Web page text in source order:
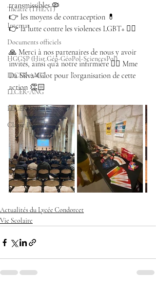
Théâtre (THEAT)
Internat
Documents officiels
HGGSP (Hist.Géo-GéoPol-SciencesPol)
LLCER-AMC
LLCER-ANG
LLCER-ESP
Classe Défense
transmissibles 🦠
👉 les moyens de contraception 💊
👉 la lutte contre les violences LGBT+ 🏳️‍🌈
🙏 Merci à nos partenaires de nous y avoir
invités, ainsi qu’à notre infirmière 👩‍⚕️ Mme
Da Silva-Gilot pour l’organisation de cette
action 👏🏻
Actualités du Lycée Condorcet
Vie Scolaire